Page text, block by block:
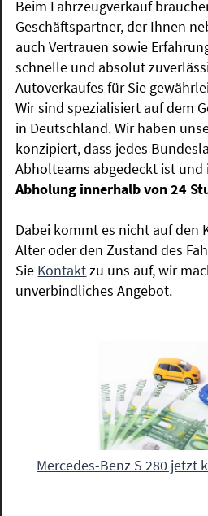
Beim Fahrzeugverkauf
Geschäftspartner, der Ihnen
auch Vertrauen sowie
schnelle und absolut
Autoverkaufes für Sie
Wir sind spezialisiert auf dem
in Deutschland. Wir haben
konzipiert, dass jedes
Abholteams abgedeckt ist und
Abholung innerhalb von 24
Dabei kommt es nicht auf den
Alter oder den Zustand des
Sie Kontaktzu uns auf, wir
unverbindliches Angebot.
Mercedes-Benz S 280 jetzt